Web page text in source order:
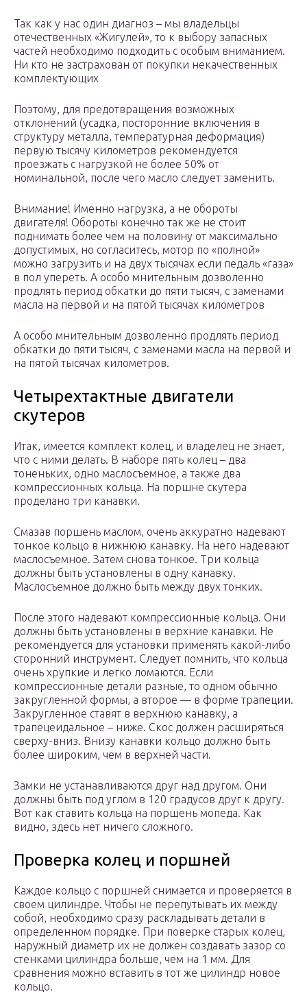
Так как у нас один диагноз – мы владельцы
отечественных «Жигулей», то к выбору запасных
частей необходимо подходить с особым вниманием.
Ни кто не застрахован от покупки некачественных
комплектующих
Поэтому, для предотвращения возможных
отклонений (усадка, посторонние включения в
структуру металла, температурная деформация)
первую тысячу километров рекомендуется
проезжать с нагрузкой не более 50% от
номинальной, после чего масло следует заменить.
Внимание! Именно нагрузка, а не обороты
двигателя! Обороты конечно так же не стоит
поднимать более чем на половину от максимально
допустимых, но согласитесь, мотор по «полной»
можно загрузить и на двух тысячах если педаль «газа»
в пол упереть. А особо мнительным дозволенно
продлять период обкатки до пяти тысяч, с заменами
масла на первой и на пятой тысячах километров
А особо мнительным дозволенно продлять период
обкатки до пяти тысяч, с заменами масла на первой и
на пятой тысячах километров.
Четырехтактные двигатели
скутеров
Итак, имеется комплект колец, и владелец не знает,
что с ними делать. В наборе пять колец – два
тоненьких, одно маслосъемное, а также два
компрессионных кольца. На поршне скутера
проделано три канавки.
Смазав поршень маслом, очень аккуратно надевают
тонкое кольцо в нижнюю канавку. На него надевают
маслосъемное. Затем снова тонкое. Три кольца
должны быть установлены в одну канавку.
Маслосъемное должно быть между двух тонких.
После этого надевают компрессионные кольца. Они
должны быть установлены в верхние канавки. Не
рекомендуется для установки применять какой-либо
сторонний инструмент. Следует помнить, что кольца
очень хрупкие и легко ломаются. Если
компрессионные детали разные, то одном обычно
закругленной формы, а второе — в форме трапеции.
Закругленное ставят в верхнюю канавку, а
трапецеидальное – ниже. Скос должен расширяться
сверху-вниз. Внизу канавки кольцо должно быть
более широким, чем в верхней части.
Замки не устанавливаются друг над другом. Они
должны быть под углом в 120 градусов друг к другу.
Вот как ставить кольца на поршень мопеда. Как
видно, здесь нет ничего сложного.
Проверка колец и поршней
Каждое кольцо с поршней снимается и проверяется в
своем цилиндре. Чтобы не перепутывать их между
собой, необходимо сразу раскладывать детали в
определенном порядке. При поверке старых колец,
наружный диаметр их не должен создавать зазор со
стенками цилиндра больше, чем на 1 мм. Для
сравнения можно вставить в тот же цилиндр новое
кольцо.